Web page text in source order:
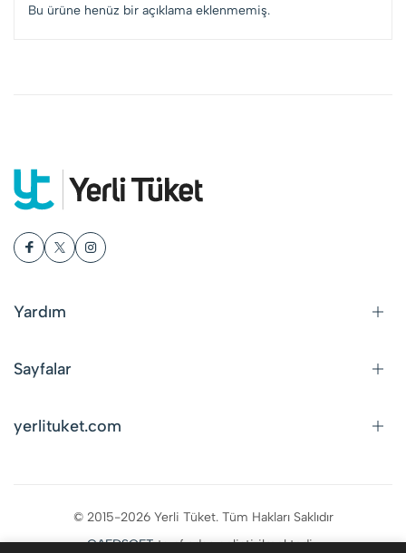
Bu ürüne henüz bir açıklama eklenmemiş.
Yardım
Sayfalar
yerlituket.com
© 2015-2026 Yerli Tüket. Tüm Hakları Saklıdır
CAFDSOFTtarafından geliştirilmektedir.